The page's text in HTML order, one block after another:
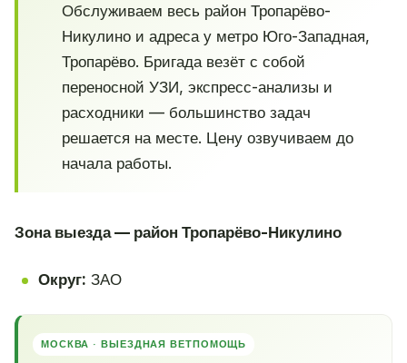
Обслуживаем весь район Тропарёво-
Никулино и адреса у метро Юго-Западная,
Тропарёво. Бригада везёт с собой
переносной УЗИ, экспресс-анализы и
расходники — большинство задач
решается на месте. Цену озвучиваем до
начала работы.
Зона выезда — район Тропарёво-Никулино
Округ: ЗАО
МОСКВА · ВЫЕЗДНАЯ ВЕТПОМОЩЬ